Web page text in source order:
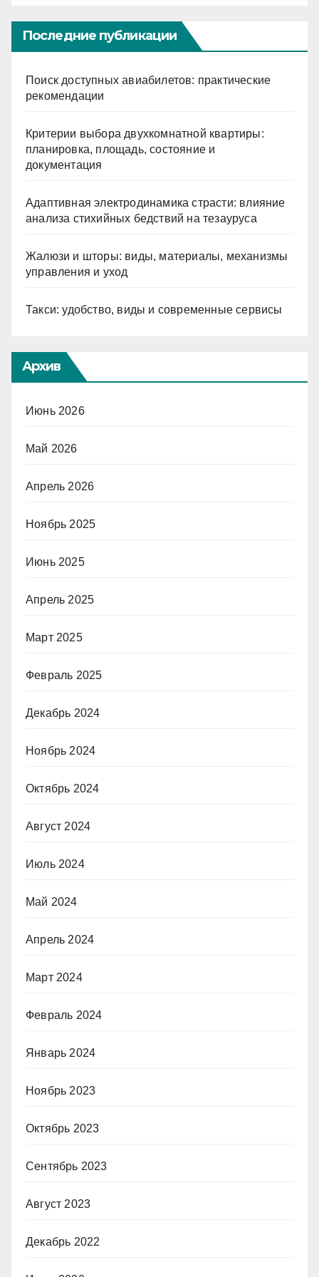
Последние публикации
Поиск доступных авиабилетов: практические
рекомендации
Критерии выбора двухкомнатной квартиры:
планировка, площадь, состояние и
документация
Адаптивная электродинамика страсти: влияние
анализа стихийных бедствий на тезауруса
Жалюзи и шторы: виды, материалы, механизмы
управления и уход
Такси: удобство, виды и современные сервисы
Архив
Июнь 2026
Май 2026
Апрель 2026
Ноябрь 2025
Июнь 2025
Апрель 2025
Март 2025
Февраль 2025
Декабрь 2024
Ноябрь 2024
Октябрь 2024
Август 2024
Июль 2024
Май 2024
Апрель 2024
Март 2024
Февраль 2024
Январь 2024
Ноябрь 2023
Октябрь 2023
Сентябрь 2023
Август 2023
Декабрь 2022